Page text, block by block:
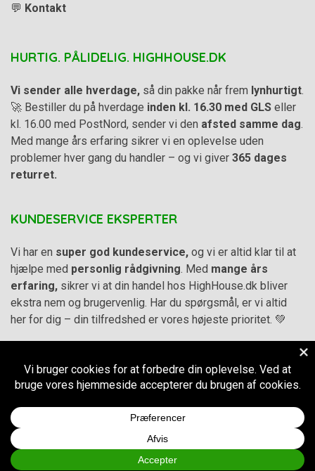
💬 Kontakt
HURTIG. PÅLIDELIG. HIGHHOUSE.DK
Vi sender alle hverdage, så din pakke når frem lynhurtigt
🚀 Bestiller du på hverdage inden kl. 16.30 med GLS eller
kl. 16.00 med PostNord, sender vi den afsted samme dag
Med mange års erfaring sikrer vi en oplevelse uden
problemer hver gang du handler – og vi giver 365 dages
returret.
KUNDESERVICE EKSPERTER
Vi har en super god kundeservice, og vi er altid klar til at
hjælpe med personlig rådgivning . Med mange års
erfaring, sikrer vi at din handel hos HighHouse.dk bliver
ekstra nem og brugervenlig. Har du spørgsmål, er vi altid
her for dig – din tilfredshed er vores højeste prioritet. 💚
Handelsbetingelser–
Cookie- og privatlivspolitik
HighHouse.dk